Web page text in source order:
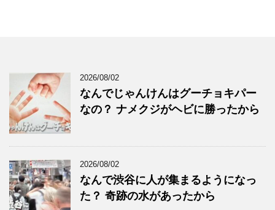
2026/08/02
なんでじゃんけんはグーチョキパー
なの？ ナメクジがヘビに勝ったから
2026/08/02
なんで渋谷に人が集まるようになっ
た？ 奇跡の水があったから